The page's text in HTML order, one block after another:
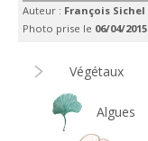
Auteur : François Sichel
Photo prise le 06/04/2015
Végétaux
Algues